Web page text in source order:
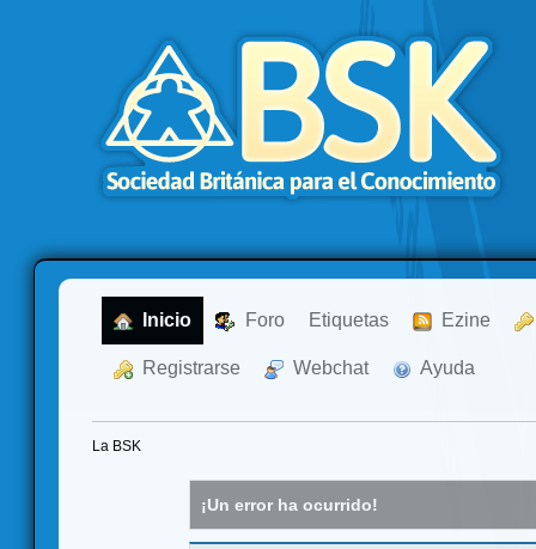
Inicio Foro Etiquetas Ezine
Registrarse Webchat Ayuda
La BSK
¡Un error ha ocurrido!